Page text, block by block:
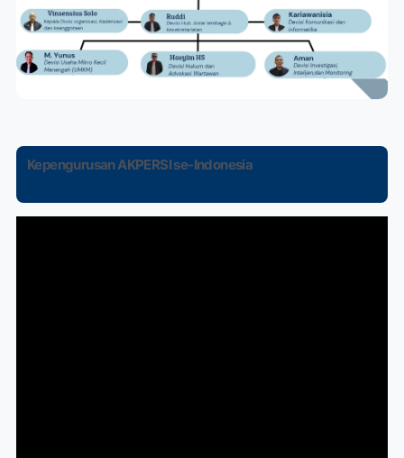
Kepengurusan AKPERSI se-Indonesia